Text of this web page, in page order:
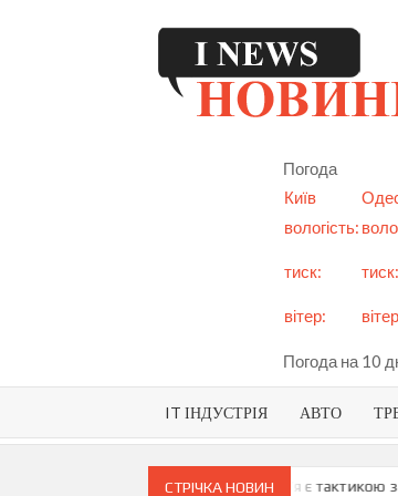
Погода
Київ
вологість:
тиск:
вітер:
тиск:
Погода на 10
IT ІНДУСТРІЯ АВТО
СТРІЧКА НОВИН
про можливу анексію Придністров’я є тактикою